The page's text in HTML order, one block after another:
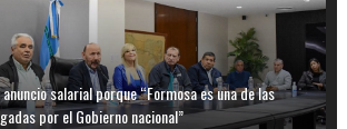
salarial porque “Formosa es una de las
por el Gobierno nacional”